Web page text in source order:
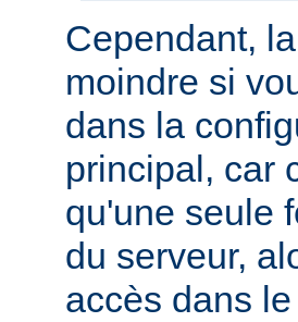
Cependant,
moindre si
dans la
principal, car
qu'une seule
du serveur,
accès dans